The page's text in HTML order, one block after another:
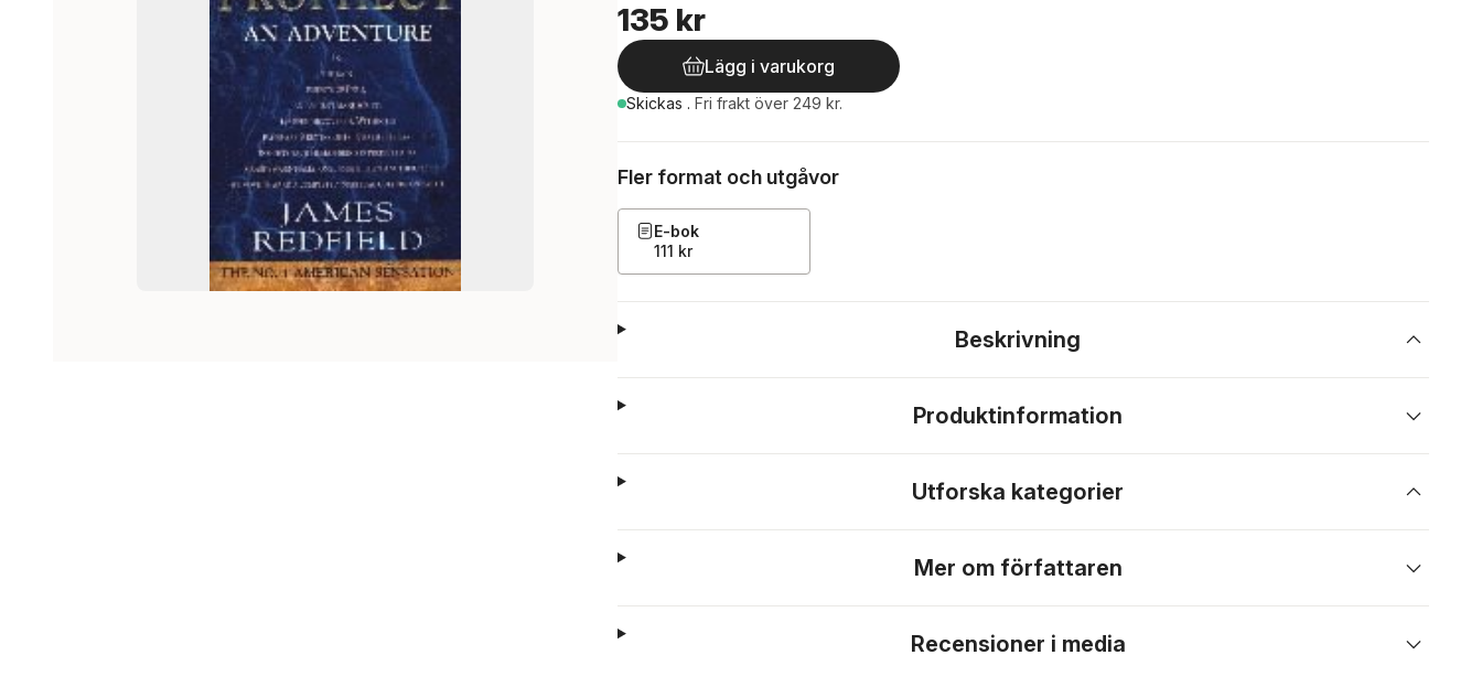
135 kr
Lägg i varukorg
Skickas . Fri frakt över 249 kr.
Fler format och utgåvor
E-bok
111 kr
Beskrivning
Produktinformation
Utforska kategorier
Mer om författaren
Recensioner i media